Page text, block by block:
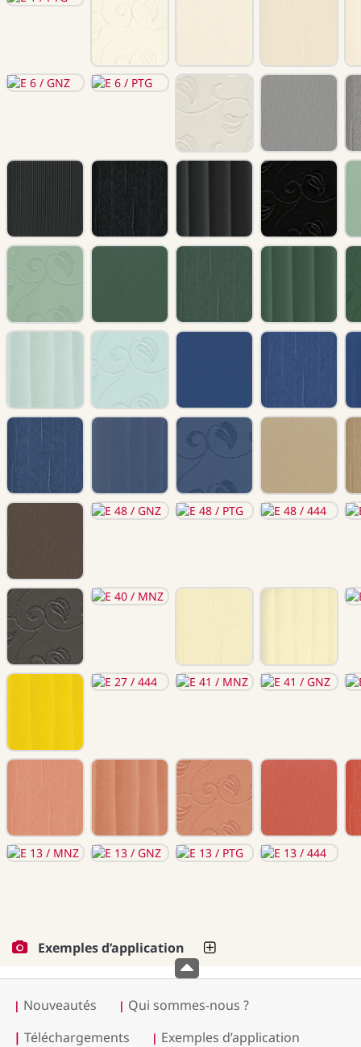
Exemples d’application
| Nouveautés | Qui sommes-nous ?
| Téléchargements | Exemples d’application